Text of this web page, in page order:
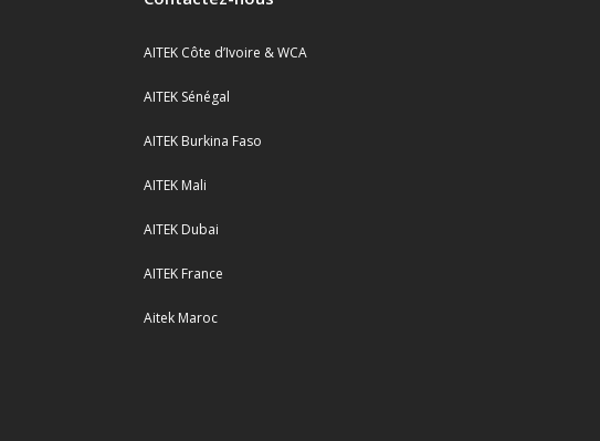
AITEK Côte d’Ivoire & WCA
AITEK Sénégal
AITEK Burkina Faso
AITEK Mali
AITEK Dubai
AITEK France
Aitek Maroc